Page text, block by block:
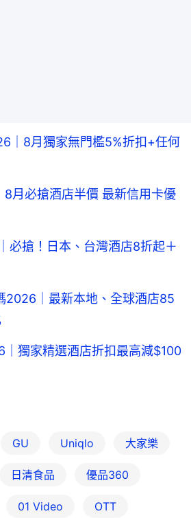
｜8月獨家無門檻5%折扣+任何
月必搶酒店半價 最新信用卡優
必搶！日本、台灣酒店8折起＋
｜最新本地、全球酒店85
獨家精選酒店折扣最高減$100
GU Uniqlo 大家樂
日清食品 優品360
01 Video OTT